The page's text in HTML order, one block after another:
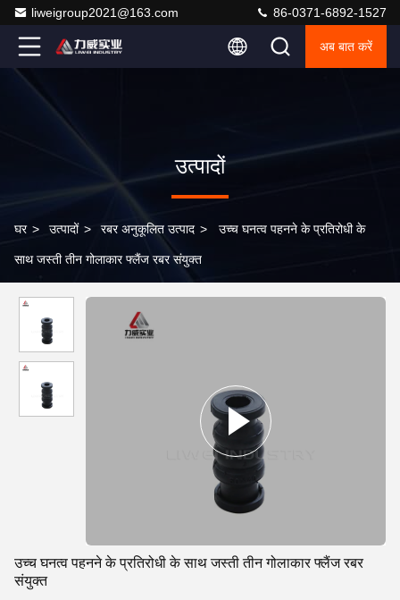
liweigroup2021@163.com 86-0371-6892-1527
अब बात करें
उत्पादों
घर > उत्पादों > रबर अनुकूलित उत्पाद > उच्च घनत्व पहनने के प्रतिरोधी के
साथ जस्ती तीन गोलाकार फ्लैंज रबर संयुक्त
उच्च घनत्व पहनने के प्रतिरोधी के साथ जस्ती तीन गोलाकार फ्लैंज रबर
संयुक्त